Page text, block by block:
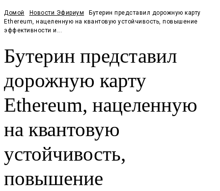
Домой Новости Эфириум
Бутерин представил дорожную карту
Ethereum, нацеленную на квантовую устойчивость, повышение
эффективности и...
Бутерин представил
дорожную карту
Ethereum, нацеленную
на квантовую
устойчивость,
повышение